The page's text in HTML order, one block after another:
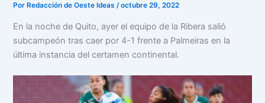
Por Redacción de Oeste Ideas/octubre 29, 2022
En la noche de Quito, ayer el equipo de la Ribera salió
subcampeón tras caer por 4-1 frente a Palmeiras en la
última instancia del certamen continental.